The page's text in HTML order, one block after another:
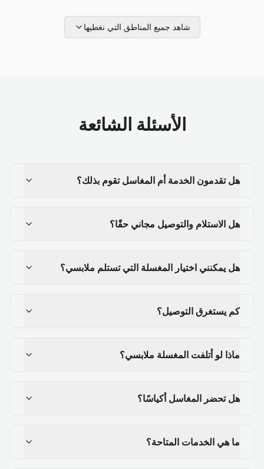
شاهد جميع المناطق التي نغطيها
الأسئلة الشائعة
هل تقدمون الخدمة أم المغاسل تقوم بذلك؟
هل الاستلام والتوصيل مجاني حقًا؟
هل يمكنني اختيار المغسلة التي تستلم ملابسي؟
كم يستغرق التوصيل؟
ماذا لو أتلفت المغسلة ملابسي؟
هل تحضر المغاسل أكياسًا؟
ما هي الخدمات المتاحة؟